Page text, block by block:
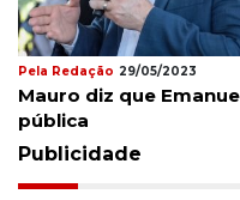
Pela Redação 29/05/2023
Mauro diz que
pública
Publicidade